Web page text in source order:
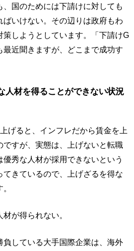
国のためには下請けに対しても
ばいけない。その辺りは政府もわ
しようとしています。「下請けG
最近聞きますが、どこまで成功す
人材を得ることができない状況
げると、インフレだから賃金を上
ですが、実態は、上げないと転職
秀な人材が採用できないという
きているので、上げざるを得な
が得られない。
負している大手国際企業は、海外